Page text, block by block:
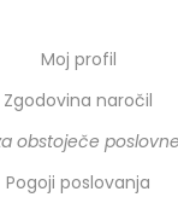
Moj profil
Zgodovina naročil
obstoječe
Pogoji poslovanja